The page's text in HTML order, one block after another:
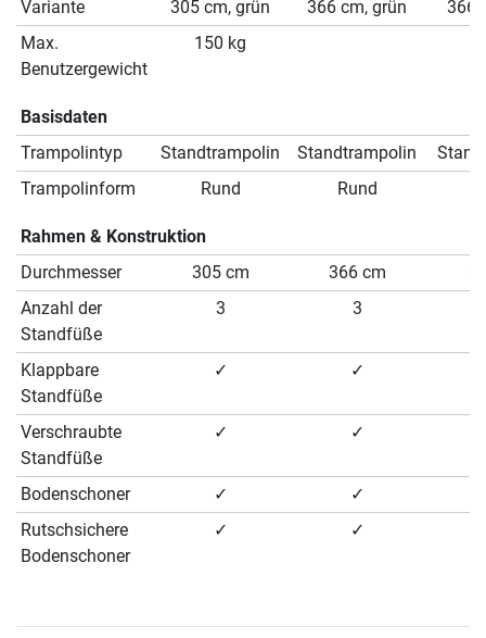
Variante 305 cm, grün 366 cm, grün
366
Max.
Benutzergewicht
150 kg
Basisdaten
Trampolintyp
Standtrampolin Standtrampolin
Trampolinform
Rund Rund
Rahmen & Konstruktion
Durchmesser
305 cm 366 cm
Anzahl der
Standfüße
3 3
Klappbare
Standfüße
✓ ✓
Verschraubte
Standfüße
✓ ✓
Bodenschoner ✓
✓
Rutschsichere
Bodenschoner
✓ ✓